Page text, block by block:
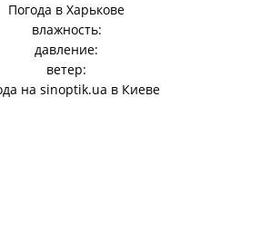
Погода в Харькове
влажность:
давление:
ветер:
на sinoptik.ua в Киеве